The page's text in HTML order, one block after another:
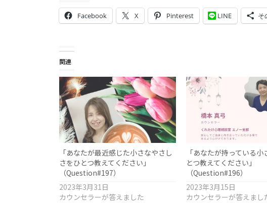
Facebook X Pinterest LINE そ
関連
「あなたが最近感じた小さなやさし
さをひとつ教えてください」
（Question#197）
2023年3月31日
カウンセラーが答えました
「あなたが持っている
とつ教えてください」
（Question#196）
2023年3月15日
カウンセラーが答えまし